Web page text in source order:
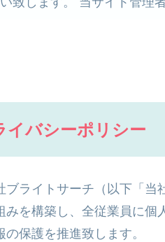
イバシーポリシー
ブライトサーチ（以下「当
みを構築し、全従業員に個
の保護を推進致します。